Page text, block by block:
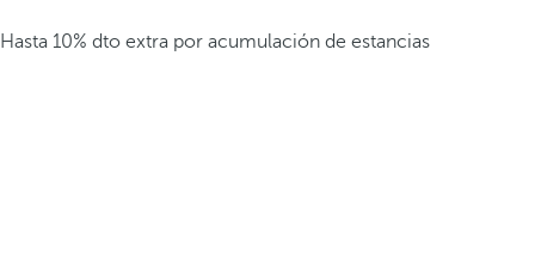
Hasta 10% dto extra por acumulación de estancias